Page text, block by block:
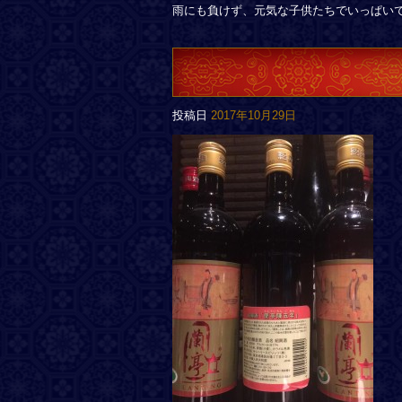
雨にも負けず、元気な子供たちでいっぱい
投稿日 2017年10月29日